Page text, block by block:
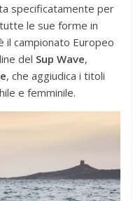
specificatamente per
le sue forme in
il campionato Europeo
del Sup Wave,
, che aggiudica i titoli
e femminile.